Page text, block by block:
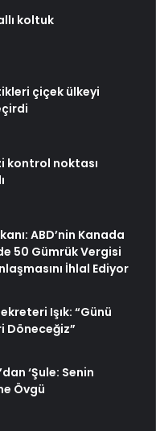
koltuk
çiçek ülkeyi
kontrol noktası
ABD’nin Kanada
50 Gümrük Vergisi
İhlal Ediyor
Işık: “Günü
Döneceğiz”
‘Şule: Senin
Övgü